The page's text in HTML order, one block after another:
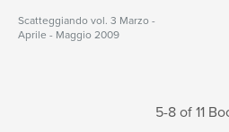
Scatteggiando vol. 3 Marzo -
Aprile - Maggio 2009
5-8 of 11